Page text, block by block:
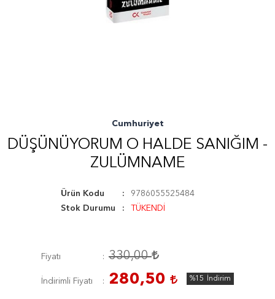
Cumhuriyet
DÜŞÜNÜYORUM O HALDE SANIĞIM -
ZULÜMNAME
Ürün Kodu
9786055525484
Stok Durumu
TÜKENDİ
Fiyatı 330,00
İndirimli Fiyatı 280,50 %15 İndirim